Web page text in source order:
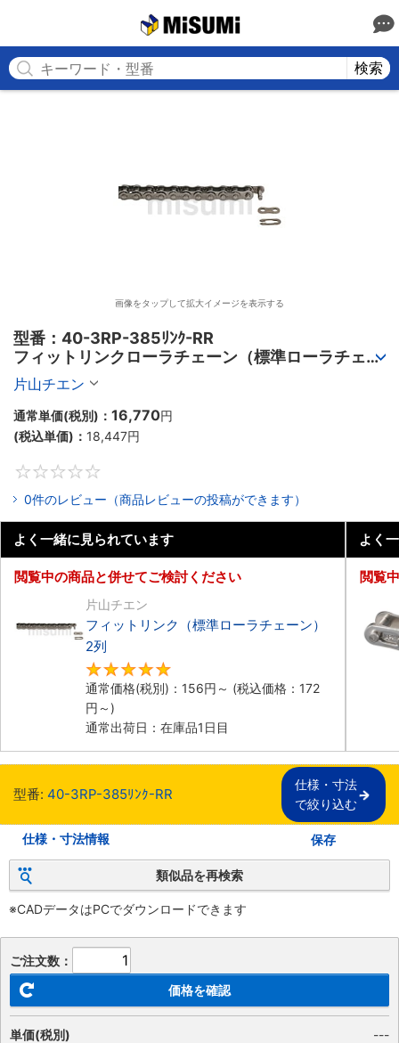
検索
画像をタップして拡大イメージを表示する
型番：40-3RP-385ﾘﾝｸ-RR
フィットリンクローラチェーン（標準ローラチェー
ン） 3列
片山チエン
通常単価(税別)： 16,770円
(税込単価)： 18,447円
0件のレビュー（商品レビューの投稿ができます）
よく一緒に見られています
閲覧中の商品と併せてご検討ください
片山チエン
フィットリンク（標準ローラチェーン）
2列
通常価格(税別)： 156円 ～ (税込価格： 172
円 ～)
通常出荷日：在庫品1日目
よく
閲覧
型番: 40-3RP-385ﾘﾝｸ-RR
仕様・寸法
で絞り込む
仕様・寸法情報 保存
類似品を再検索
※CADデータはPCでダウンロードできます
ご注文数：
価格を確認
単価(税別) ---